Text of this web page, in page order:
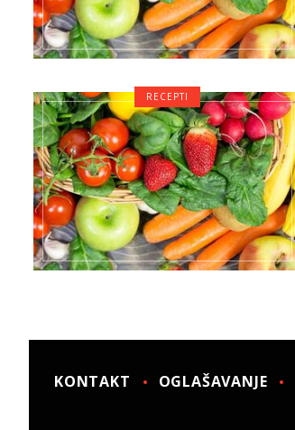
RECEPTI
KONTAKT OGLAŠAVANJE